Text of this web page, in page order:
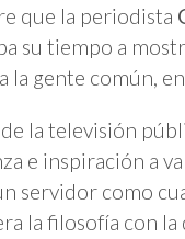
que la periodista
su tiempo a
la gente común,
la televisión
e inspiración a
servidor como
la filosofía con la